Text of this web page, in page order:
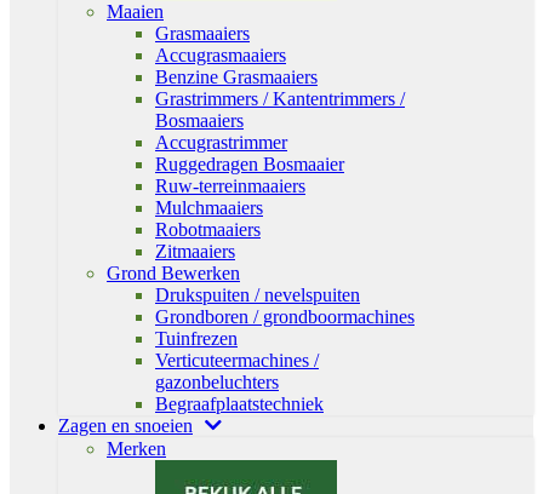
Maaien
Grasmaaiers
Accugrasmaaiers
Benzine Grasmaaiers
Grastrimmers / Kantentrimmers /
Bosmaaiers
Accugrastrimmer
Ruggedragen Bosmaaier
Ruw-terreinmaaiers
Mulchmaaiers
Robotmaaiers
Zitmaaiers
Grond Bewerken
Drukspuiten / nevelspuiten
Grondboren / grondboormachines
Tuinfrezen
Verticuteermachines /
gazonbeluchters
Begraafplaatstechniek
Zagen en snoeien
Merken